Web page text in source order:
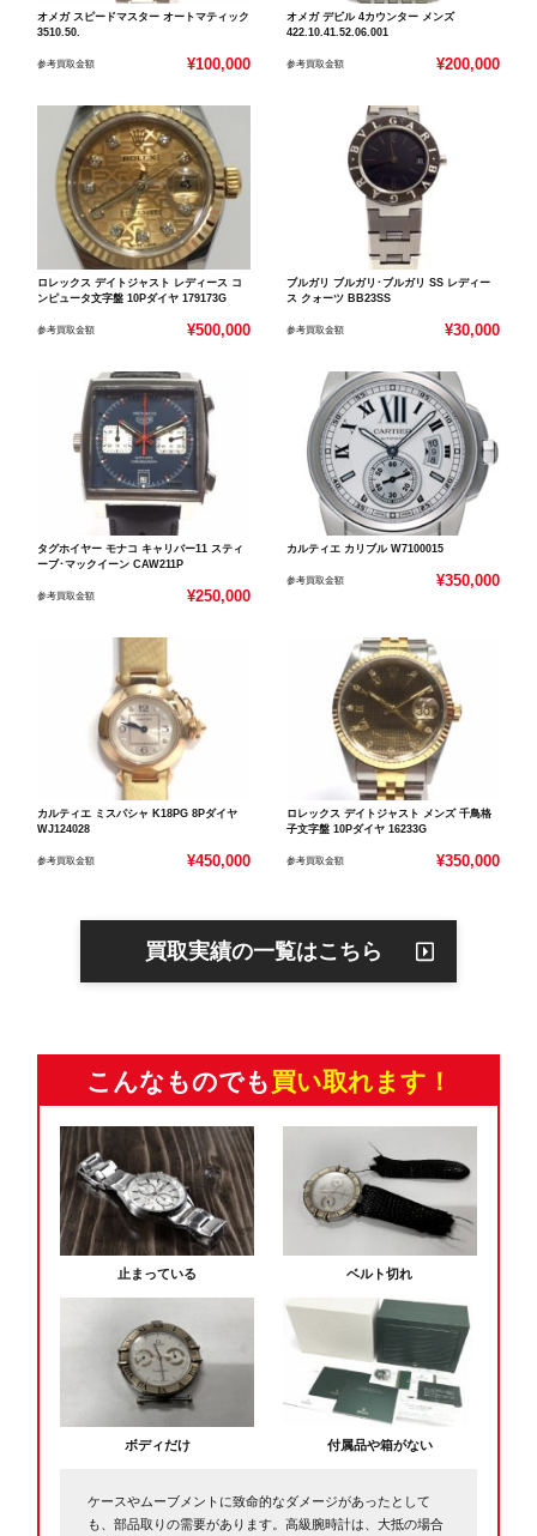
オメガ スピードマスター オートマティック
3510.50.
参考買取金額 ¥100,000
オメガ デビル 4カウンター メンズ
422.10.41.52.06.001
参考買取金額 ¥200,000
ロレックス デイトジャスト レディース コ
ンピュータ文字盤 10Pダイヤ 179173G
参考買取金額 ¥500,000
ブルガリ ブルガリ･ブルガリ SS レディー
ス クォーツ BB23SS
参考買取金額 ¥30,000
タグホイヤー モナコ キャリバー11 スティ
ーブ･マックイーン CAW211P
参考買取金額 ¥250,000
カルティエ カリブル W7100015
参考買取金額 ¥350,000
カルティエ ミスパシャ K18PG 8Pダイヤ
WJ124028
参考買取金額 ¥450,000
ロレックス デイトジャスト メンズ 千鳥格
子文字盤 10Pダイヤ 16233G
参考買取金額 ¥350,000
買取実績の一覧はこちら
こんなものでも 買い取れます！
止まっている ベルト切れ
ボディだけ 付属品や箱がない
ケースやムーブメントに致命的なダメージがあったとして
も、部品取りの需要があります。高級腕時計は、大抵の場合